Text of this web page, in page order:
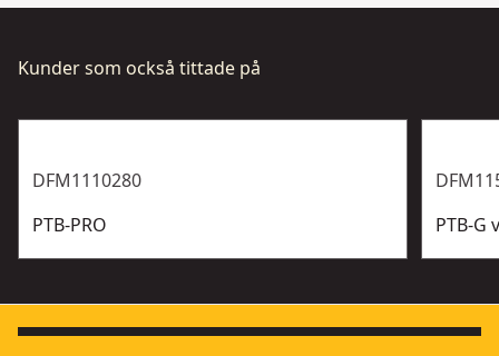
Kunder som också tittade på
DFM1110280
PTB-PRO
PTB-G